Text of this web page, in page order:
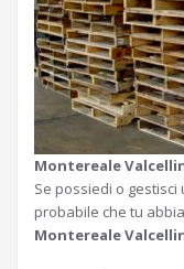
Montereale
Se possiedi o gestisci
probabile che tu
Montereale